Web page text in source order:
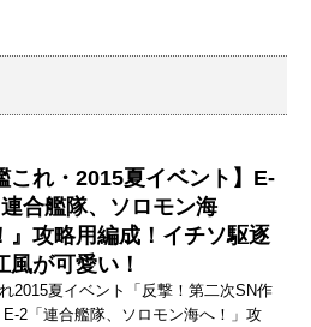
これ・2015夏イベント】E-
合艦隊、ソロモン海
』攻略用編成！イチソ駆逐
風が可愛い！
2015夏イベント「反撃！第二次SN作
2「連合艦隊、ソロモン海へ！」攻